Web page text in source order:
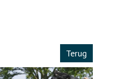
Terug